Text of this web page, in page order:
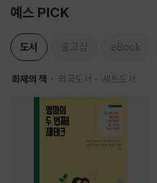
예스 PICK
도서 중고샵 eBook
화제의 책 외국도서 세트도서